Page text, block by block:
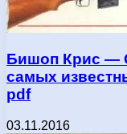
Бишоп Крис —
самых
pdf
03.11.2016